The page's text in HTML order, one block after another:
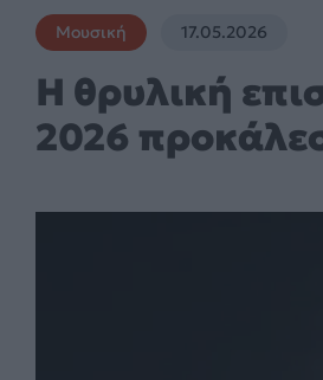
Μουσική 17.05.2026
Η θρυλική
2026